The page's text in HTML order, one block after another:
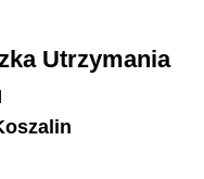
Utrzymania